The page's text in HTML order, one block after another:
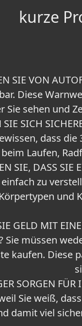
kurze
SIE VON
Diese
Sie sehen und
SIE SICH
dass
beim Laufen,
SIE, DASS
zu
und
GELD MIT
Sie müssen
kaufen. Diese
SORGEN
Sie weiß,
damit viel